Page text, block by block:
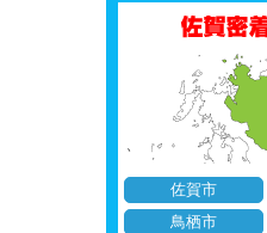
佐賀市
鳥栖市